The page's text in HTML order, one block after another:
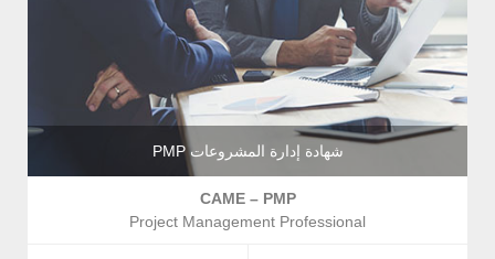
شهادة إدارة المشروعات PMP
CAME – PMP
Project Management Professional